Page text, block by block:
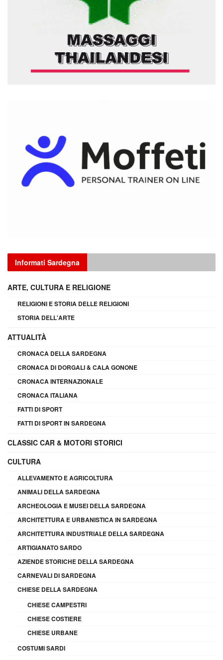
Informati Sardegna
ARTE, CULTURA E RELIGIONE
RELIGIONI E STORIA DELLE RELIGIONI
STORIA DELL'ARTE
ATTUALITÀ
CRONACA DELLA SARDEGNA
CRONACA DI DORGALI & CALA GONONE
CRONACA INTERNAZIONALE
CRONACA ITALIANA
FATTI DI SPORT
FATTI DI SPORT IN SARDEGNA
CLASSIC CAR & MOTORI STORICI
CULTURA
ALLEVAMENTO E AGRICOLTURA
ANIMALI DELLA SARDEGNA
ARCHEOLOGIA E MUSEI DELLA SARDEGNA
ARCHITETTURA E URBANISTICA IN SARDEGNA
ARCHITETTURA INDUSTRIALE DELLA SARDEGNA
ARTIGIANATO SARDO
AZIENDE STORICHE DELLA SARDEGNA
CARNEVALI DI SARDEGNA
CHIESE DELLA SARDEGNA
CHIESE CAMPESTRI
CHIESE COSTIERE
CHIESE URBANE
COSTUMI SARDI